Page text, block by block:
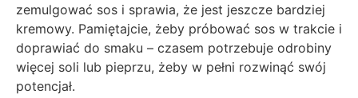
zemulgować sos i sprawia, że jest jeszcze bardziej
kremowy. Pamiętajcie, żeby próbować sos w trakcie i
doprawiać do smaku – czasem potrzebuje odrobiny
więcej soli lub pieprzu, żeby w pełni rozwinąć swój
potencjał.